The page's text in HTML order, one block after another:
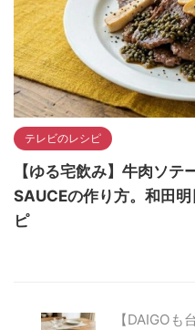
テレビのレシピ
【ゆる宅飲み】牛肉ソテ
SAUCEの作り方。和田
ピ
【DAIGOも